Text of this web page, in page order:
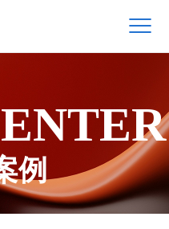
例